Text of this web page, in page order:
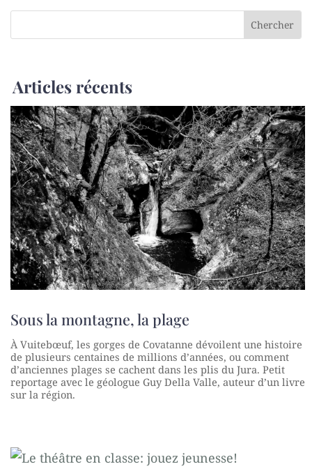
Articles récents
Sous la montagne, la plage
À Vuitebœuf, les gorges de Covatanne dévoilent une histoire
de plusieurs centaines de millions d’années, ou comment
d’anciennes plages se cachent dans les plis du Jura. Petit
reportage avec le géologue Guy Della Valle, auteur d’un livre
sur la région.